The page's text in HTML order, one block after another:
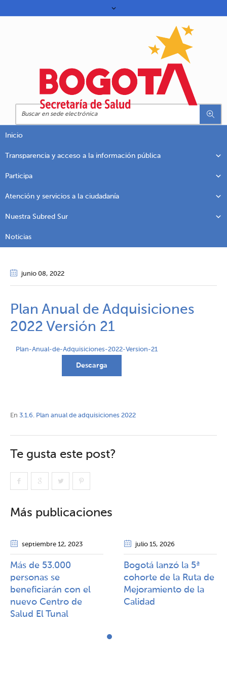
Inicio
Transparencia y acceso a la información pública
Participa
Atención y servicios a la ciudadanía
Nuestra Subred Sur
Noticias
junio 08, 2022
Plan Anual de Adquisiciones
2022 Versión 21
Plan-Anual-de-Adquisiciones-2022-Version-21
Descarga
En 3.1.6. Plan anual de adquisiciones 2022
Te gusta este post?
Más publicaciones
septiembre 12, 2023
Más de 53.000
personas se
beneficiarán con el
nuevo Centro de
Salud El Tunal
julio 15, 2026
Bogotá lanzó la 5ª
cohorte de la Ruta de
Mejoramiento de la
Calidad​​